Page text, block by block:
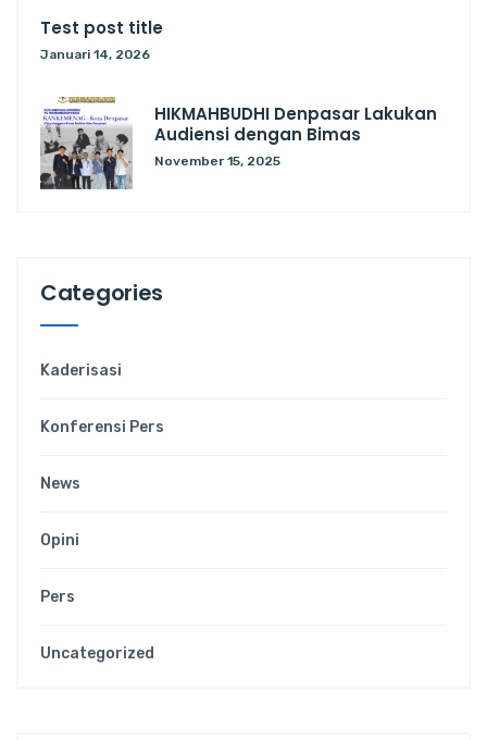
Test post title
Januari 14, 2026
HIKMAHBUDHI Denpasar Lakukan
Audiensi dengan Bimas
November 15, 2025
Categories
Kaderisasi
Konferensi Pers
News
Opini
Pers
Uncategorized